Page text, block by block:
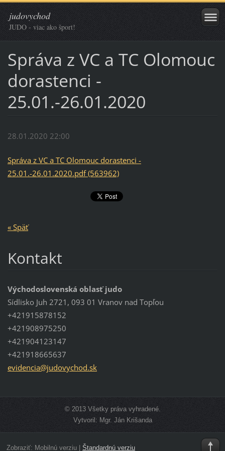
judovychod
JUDO - viac ako šport!
Správa z VC a TC Olomouc
dorastenci -
25.01.-26.01.2020
28.01.2020 22:00
Správa z VC a TC Olomouc dorastenci -
25.01.-26.01.2020.pdf (563962)
« Späť
Kontakt
Východoslovenská oblasť judo
Sídlisko Juh 2721, 093 01 Vranov nad Topľou
+421915878152
+421908975250
+421904123147
+421918665637
evidencia@judovychod.sk
© 2013 Všetky práva vyhradené.
Vytvoril: Mgr. Ján Krišanda
Zobraziť: Mobilnú verziu| Štandardnú verziu